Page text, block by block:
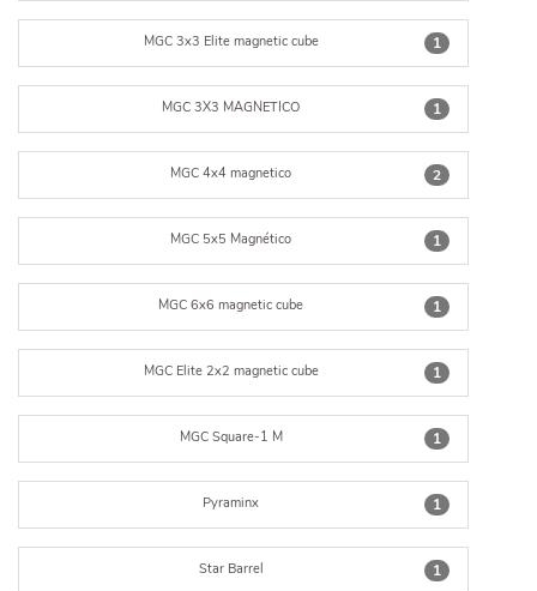
1
MGC 3x3 Elite magnetic cube
1
MGC 3X3 MAGNETICO
2
MGC 4x4 magnetico
1
MGC 5x5 Magnético
1
MGC 6x6 magnetic cube
1
MGC Elite 2x2 magnetic cube
1
MGC Square-1 M
1
Pyraminx
1
Star Barrel